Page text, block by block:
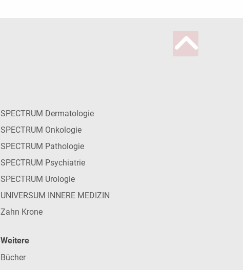
SPECTRUM Dermatologie
SPECTRUM Onkologie
SPECTRUM Pathologie
SPECTRUM Psychiatrie
SPECTRUM Urologie
UNIVERSUM INNERE MEDIZIN
Zahn Krone
Weitere
Bücher